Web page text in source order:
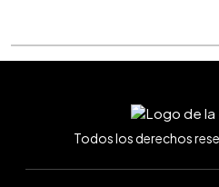
Todos los derechos